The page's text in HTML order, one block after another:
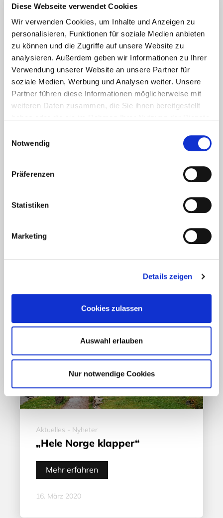
Diese Webseite verwendet Cookies
Wir verwenden Cookies, um Inhalte und Anzeigen zu
personalisieren, Funktionen für soziale Medien anbieten
zu können und die Zugriffe auf unsere Website zu
analysieren. Außerdem geben wir Informationen zu Ihrer
Verwendung unserer Website an unsere Partner für
soziale Medien, Werbung und Analysen weiter. Unsere
Partner führen diese Informationen möglicherweise mit
weiteren Daten zusammen, die Sie ihnen bereitgestellt
Notwendig
Präferenzen
Statistiken
Marketing
Details zeigen
Cookies zulassen
Auswahl erlauben
Nur notwendige Cookies
Lesetipps
UNSERE EMPFEHLUNGEN
Coronavirus in Norwegen –
Ansteckungsgefahren aus dem
Aktuelles - Nyheter
„Hele Norge klapper“
Mehr erfahren
16. März 2020